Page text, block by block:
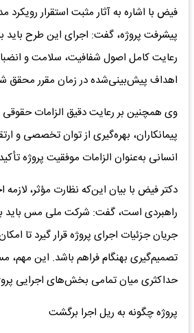
فیض با اشاره به آثار مثبت استقرار رویکرد
پیشرفت پروژه، گفت: اجرای این طرح باید
رعایت کامل اصول شفافیت، سلامت و
اهداف پیش‌بینی‌شده در زمان مقرر محقق
وی همچنین بر رعایت دقیق الزامات حقوقی
پیمانکاران، بهره‌گیری از توان تخصصی و
انسانی به‌عنوان الزامات موفقیت پروژه
دکتر فیض با بیان این‌که نظارت مؤثر،
راهبردی است، گفت: شرکت ملی مس باید
جریان جزئیات اجرای پروژه قرار گیرد تا
تصمیم‌گیری بهنگام فراهم باشد. این مهم،
حداکثری میان تمامی بخش‌های اجرایی
پروژه چگونه به ریل اجرا برگشت